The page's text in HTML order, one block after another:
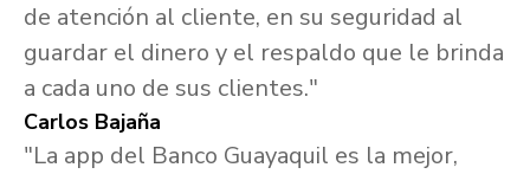
de atención al cliente, en su seguridad al
guardar el dinero y el respaldo que le brinda
a cada uno de sus clientes."
Carlos Bajaña
"La app del Banco Guayaquil es la mejor,